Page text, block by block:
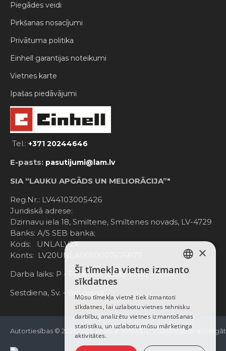
Piegādes veidi
Pirkšanas nosacījumi
Privātuma politika
Einhell garantijas noteikumi
Vietnes karte
Ipašas piedāvājumi
Tel.: +371 20244646
E-pasts: pasutijumi@lam.lv
SIA “LAUKU APGĀDS UN MELIORĀCIJA”"
Reg.Nr.: LV44103005426
Juridiskā adrese:
Dzirnavu iela 18, Smiltene, Smiltenes novads, LV-4729
Banks: A/S SEB banka;
Kods: UNLALV2X
Konts: LV20UNLA0050007676877
Darba laiks: P - Pk. 8:00 - 12:00; 13:00 - 17:00
Sestdiena, Sv. - Brīvdiena
Autortiesības © 2021-2025, www.e-einhell.lv, Visas tiesības
LATVIAN
ENGLISH
×
Šī tīmekļa vietne izmanto
sīkdatnes
Mūsu tīmekļa vietnē tiek izmantoti
sīkdatnes, lai uzlabotu vietnes tehnisku
darbību, analizētu vietnes izmantošanas
statistiku, un uzlabotu mūsu mārketinga
aktivitātes.